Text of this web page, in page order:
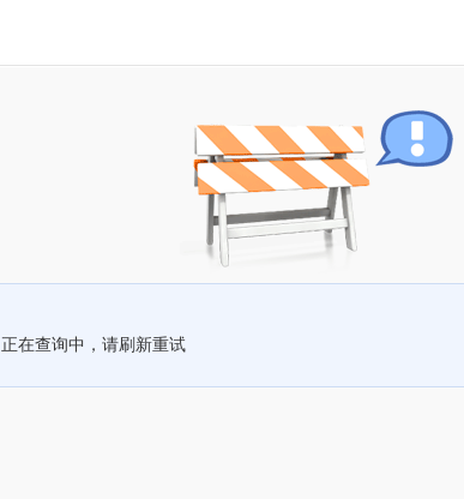
正在查询中，请刷新重试